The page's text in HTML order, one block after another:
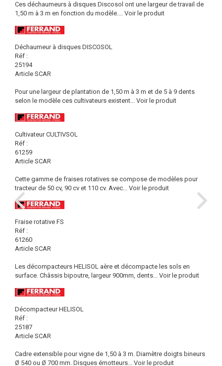
Ces déchaumeurs à disques Discosol ont une largeur de travail de
1,50 m à 3 m en fonction du modèle.... Voir le produit
Déchaumeur à disques DISCOSOL
Réf :
25194
Article SCAR
Pour une largeur de plantation de 1,50 m à 3 m et de 5 à 9 dents
selon le modèle ces cultivateurs existent... Voir le produit
Cultivateur CULTIVSOL
Réf :
61259
Article SCAR
Cette gamme de fraises rotatives se compose de modèles pour
tracteur de 50 cv, 90 cv et 110 cv. Avec... Voir le produit
Fraise rotative FS
Réf :
61260
Article SCAR
Les décompacteurs HELISOL aère et décompacte les sols en
surface. Châssis bipoutre, largeur 900mm, dents... Voir le produit
Décompacteur HELISOL
Réf :
25187
Article SCAR
Cadre extensible pour vigne de 1,50 à 3 m. Diamètre doigts bineurs
Ø 540 ou Ø 700 mm. Disques émotteurs... Voir le produit